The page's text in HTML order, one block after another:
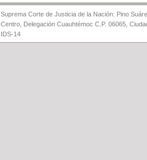
Suprema Corte de Justicia de la Nación: Pino
Centro, Delegación Cuauhtémoc C.P. 06065,
IDS-14